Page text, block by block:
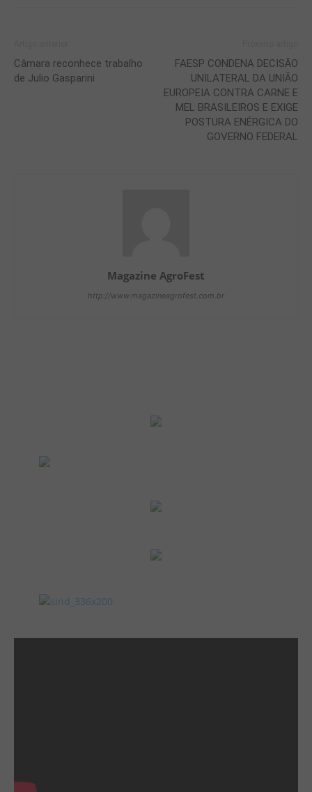
Câmara reconhece trabalho
de Julio Gasparini
FAESP CONDENA DECISÃO
UNILATERAL DA UNIÃO
EUROPEIA CONTRA CARNE E
MEL BRASILEIROS E EXIGE
POSTURA ENÉRGICA DO
GOVERNO FEDERAL
Magazine AgroFest
http://www.magazineagrofest.com.br